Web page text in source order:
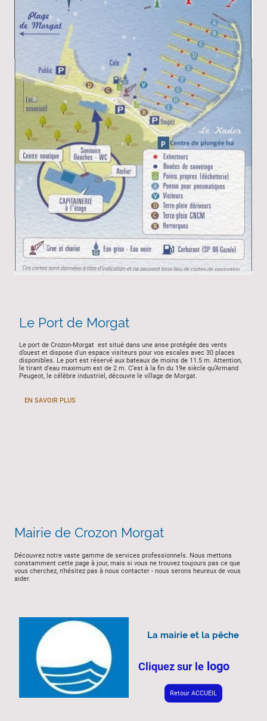
Le Port de Morgat
Le port de Crozon-Morgat est situé dans une anse protégée des vents
d’ouest et dispose d'un espace visiteurs pour vos escales avec 30 places
disponibles. Le port est réservé aux bateaux de moins de 11.5 m. Attention,
le tirant d'eau maximum est de 2 m. C’est à la fin du 19e siècle qu’Armand
Peugeot, le célèbre industriel, découvre le village de Morgat.
EN SAVOIR PLUS
Mairie de Crozon Morgat
Découvrez notre vaste gamme de services professionnels. Nous mettons
constamment cette page à jour, mais si vous ne trouvez toujours pas ce que
vous cherchez, n'hésitez pas à nous contacter - nous serons heureux de vous
aider.
La mairie et la pêche
Cliquez sur le logo
Retour ACCUEIL